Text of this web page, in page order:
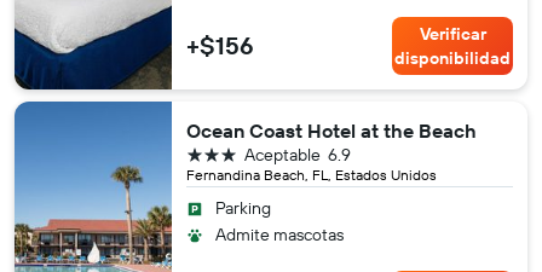
+$156
Verificar
disponibilidad
Ocean Coast Hotel at the Beach
Fernandina Beach, FL, Estados Unidos
6.9
Aceptable
3 estrellas
Parking
Admite mascotas